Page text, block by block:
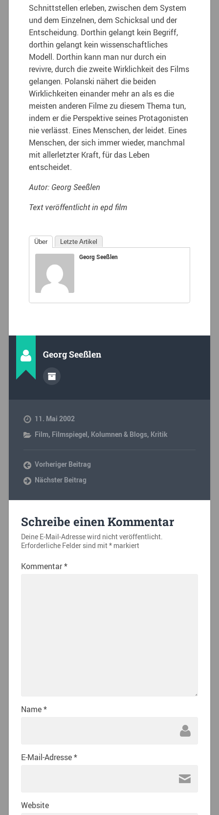
Schnittstellen erleben, zwischen dem System
und dem Einzelnen, dem Schicksal und der
Entscheidung. Dorthin gelangt kein Begriff,
dorthin gelangt kein wissenschaftliches
Modell. Dorthin kann man nur durch ein
revivre, durch die zweite Wirklichkeit des Films
gelangen. Polanski nähert die beiden
Wirklichkeiten einander mehr an als es die
meisten anderen Filme zu diesem Thema tun,
indem er die Perspektive seines Protagonisten
nie verlässt. Eines Menschen, der leidet. Eines
Menschen, der sich immer wieder, manchmal
mit allerletzter Kraft, für das Leben
entscheidet.
Autor: Georg Seeßlen
Text veröffentlicht in epd film
Über Letzte Artikel
Georg Seeßlen
Georg Seeßlen
11. Mai 2002
Film, Filmspiegel, Kolumnen & Blogs, Kritik
Vorheriger Beitrag
Nächster Beitrag
Schreibe einen Kommentar
Deine E-Mail-Adresse wird nicht veröffentlicht.
Erforderliche Felder sind mit*markiert
Kommentar*
Name*
E-Mail-Adresse*
Website